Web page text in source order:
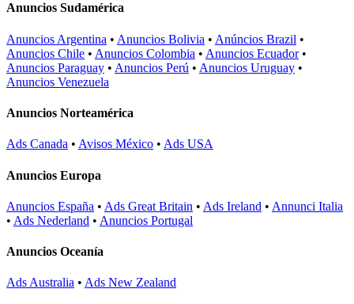
Anuncios Sudamérica
Anuncios Argentina • Anuncios Bolivia • Anúncios Brazil •
Anuncios Chile • Anuncios Colombia • Anuncios Ecuador•
Anuncios Paraguay • Anuncios Perú • Anuncios Uruguay •
Anuncios Venezuela
Anuncios Norteamérica
Ads Canada • Avisos México • Ads USA
Anuncios Europa
Anuncios España • Ads Great Britain • Ads Ireland • Annunci Italia
• Ads Nederland • Anuncios Portugal
Anuncios Oceanía
Ads Australia • Ads New Zealand